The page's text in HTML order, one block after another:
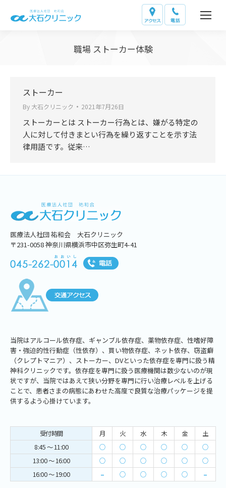
職場 ストーカー体験
ストーカー
By 大石クリニック 2021年7月26日
ストーカーとは ストーカー行為とは、嫌がる特定の
人に対して付きまとい行為を繰り返すことを示す法
律用語です。従来…
医療法人社団 祐和会 大石クリニック
〒231-0058 神奈川県横浜市中区弥生町4-41
当院はアルコール依存症、ギャンブル依存症、薬物依存症、性嗜好障
害・強迫的性行動症（性依存）、買い物依存症、ネット依存、窃盗癖
（クレプトマニア）、ストーカー、DVといった依存症を専門に扱う精
神科クリニックです。依存症を専門に扱う医療機関は数少ないのが現
状ですが、当院ではあえて狭い分野を専門に行い治療レベルを上げる
ことで、患者さまの病態にあわせた高度で良質な治療パッケージを提
供するよう心掛けています。
受付時間 月 火 水 木 金
土
8:45 ～ 11:00
○ ○ ○ ○ ○
○
13:00 ～ 16:00
○ ○ ○ ○ ○
○
16:00 ～ 19:00
– ○ ○ ○ ○ –